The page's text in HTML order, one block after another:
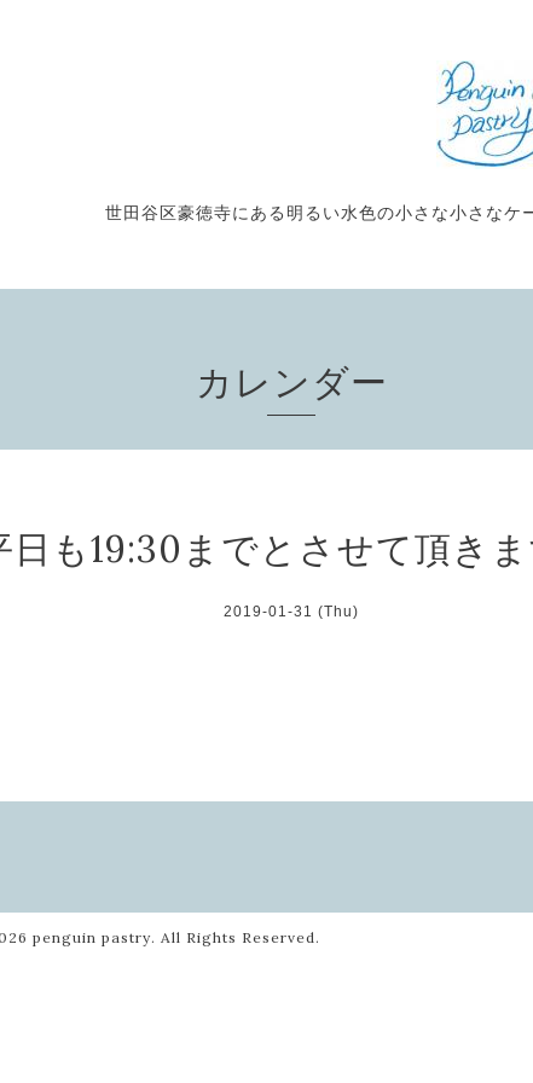
世田谷区豪徳寺にある明るい水色の小さな小さな
カレンダー
日も19:30までとさせて頂きま
2019-01-31 (Thu)
penguin pastry. All Rights Reserved.